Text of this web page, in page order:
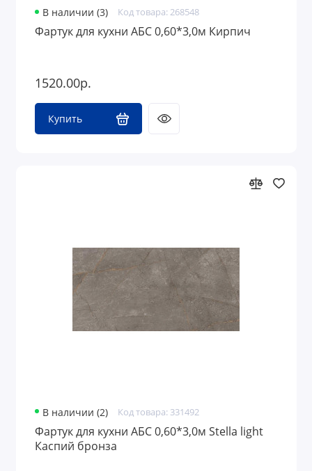
В наличии (3) Код товара: 268548
Фартук для кухни АБС 0,60*3,0м Кирпич
1520.00р.
Купить
В наличии (2) Код товара: 331492
Фартук для кухни АБС 0,60*3,0м Stella light
Каспий бронза